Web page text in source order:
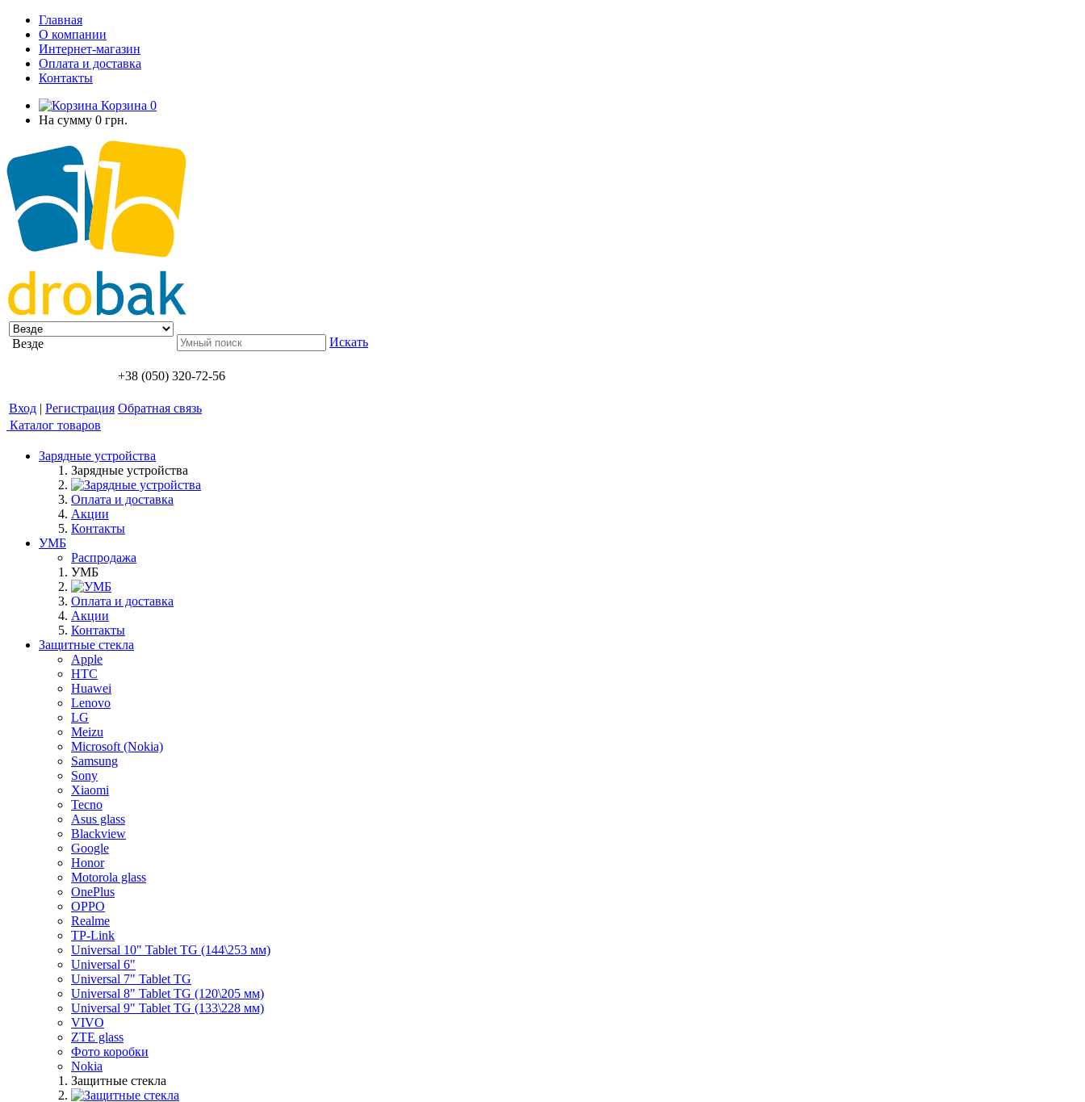
Главная
О компании
Интернет-магазин
Оплата и доставка
Контакты
Корзина 0
На сумму 0 грн.
Везде Искать
+38 (050) 320-72-56
Вход | Регистрация Обратная связь
Каталог товаров
Зарядные устройства
Зарядные устройства
Оплата и доставка
Акции
Контакты
УМБ
Распродажа
УМБ
Оплата и доставка
Акции
Контакты
Защитные стекла
Apple
HTC
Huawei
Lenovo
LG
Meizu
Microsoft (Nokia)
Samsung
Sony
Xiaomi
Tecno
Asus glass
Blackview
Google
Honor
Motorola glass
OnePlus
OPPO
Realme
TP-Link
Universal 10" Tablet TG (144\253 мм)
Universal 6"
Universal 7" Tablet TG
Universal 8" Tablet TG (120\205 мм)
Universal 9" Tablet TG (133\228 мм)
VIVO
ZTE glass
Фото коробки
Nokia
Защитные стекла